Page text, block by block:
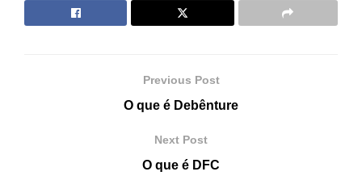
Previous Post
O que é Debênture
Next Post
O que é DFC